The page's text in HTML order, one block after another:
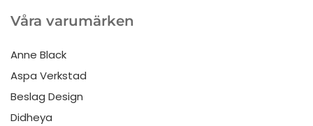
Våra varumärken
Anne Black
Aspa Verkstad
Beslag Design
Didheya